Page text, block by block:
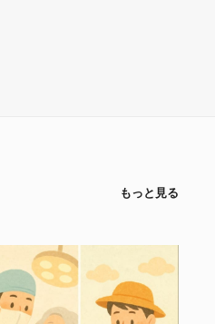
もっと見る